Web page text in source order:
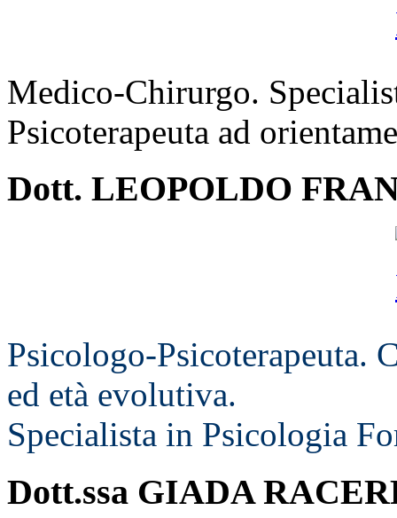
Medico-Chirurgo.
Psicoterapeuta ad
Dott. LEOPOLDO
Psicologo-Psicoterapeuta.
ed età evolutiva.
Specialista in Psicologia
Dott.ssa GIADA